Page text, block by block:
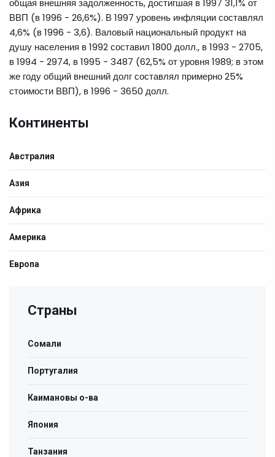
общая внешняя задолженность, достигшая в 1997 31,1% от
ВВП (в 1996 - 26,6%). В 1997 уровень инфляции составлял
4,6% (в 1996 - 3,6). Валовый национальный продукт на
душу населения в 1992 составил 1800 долл., в 1993 - 2705,
в 1994 - 2974, в 1995 - 3487 (62,5% от уровня 1989; в этом
же году общий внешний долг составлял примерно 25%
стоимости ВВП), в 1996 - 3650 долл.
Континенты
Австралия
Азия
Африка
Америка
Европа
Страны
Сомали
Португалия
Каимановы о-ва
Япония
Танзания